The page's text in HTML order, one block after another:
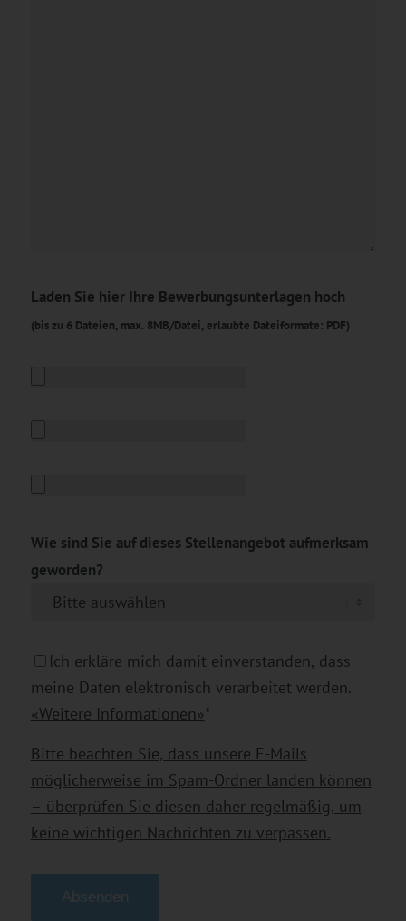
Laden Sie hier Ihre Bewerbungsunterlagen hoch
(bis zu 6 Dateien, max. 8MB/Datei, erlaubte Dateiformate: PDF)
Wie sind Sie auf dieses Stellenangebot aufmerksam
geworden?
Ich erkläre mich damit einverstanden, dass
meine Daten elektronisch verarbeitet werden.
«Weitere Informationen»*
Bitte beachten Sie, dass unsere E-Mails
möglicherweise im Spam-Ordner landen können
– überprüfen Sie diesen daher regelmäßig, um
keine wichtigen Nachrichten zu verpassen.